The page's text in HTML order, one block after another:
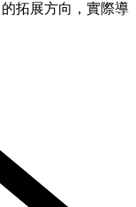
拓展方向，實際導